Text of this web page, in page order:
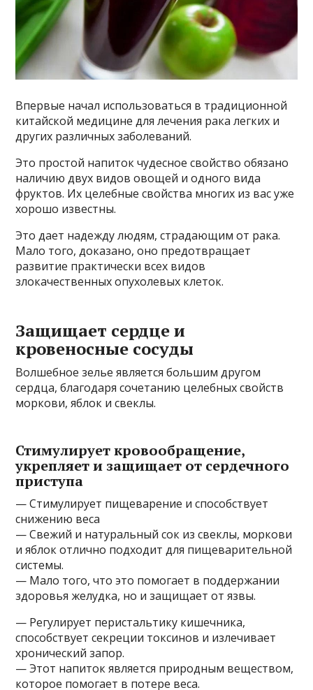
Впервые начал использоваться в традиционной
китайской медицине для лечения рака легких и
других различных заболеваний.
Это простой напиток чудесное свойство обязано
наличию двух видов овощей и одного вида
фруктов. Их целебные свойства многих из вас уже
хорошо известны.
Это дает надежду людям, страдающим от рака.
Мало того, доказано, оно предотвращает
развитие практически всех видов
злокачественных опухолевых клеток.
Защищает сердце и
кровеносные сосуды
Волшебное зелье является большим другом
сердца, благодаря сочетанию целебных свойств
моркови, яблок и свеклы.
Стимулирует кровообращение,
укрепляет и защищает от сердечного
приступа
— Стимулирует пищеварение и способствует
снижению веса
— Свежий и натуральный сок из свеклы, моркови
и яблок отлично подходит для пищеварительной
системы.
— Мало того, что это помогает в поддержании
здоровья желудка, но и защищает от язвы.
— Регулирует перистальтику кишечника,
способствует секреции токсинов и излечивает
хронический запор.
— Этот напиток является природным веществом,
которое помогает в потере веса.